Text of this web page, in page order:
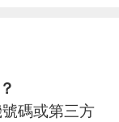
碼或第三方